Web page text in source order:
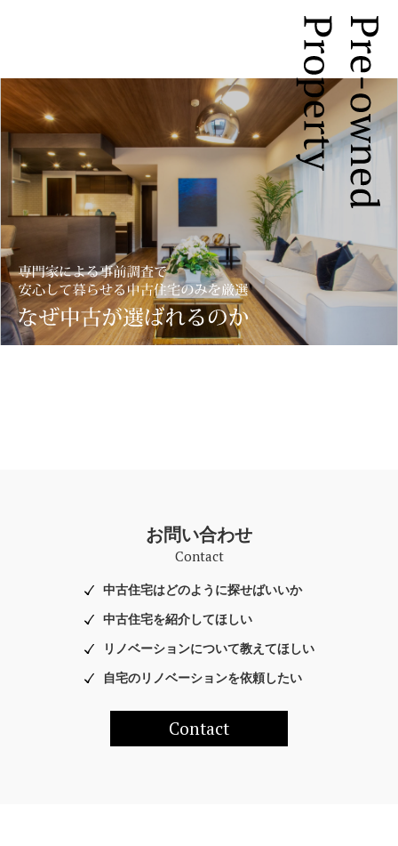
お問い合わせ
Contact
中古住宅はどのように探せばいいか
中古住宅を紹介してほしい
リノベーションについて教えてほしい
自宅のリノベーションを依頼したい
Contact